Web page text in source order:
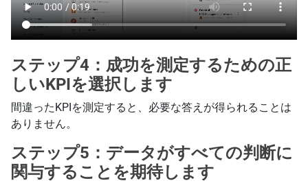
ステップ4：成功を測定するための正
しいKPIを選択します
間違ったKPIを測定すると、必要な答えが得られることは
ありません。
ステップ5：データがすべての判断に
関与することを期待します